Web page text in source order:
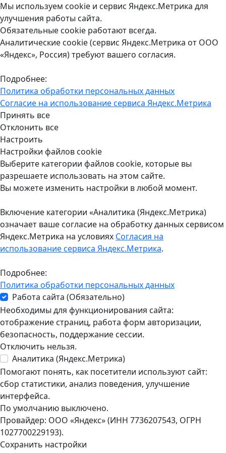
Мы используем cookie и сервис Яндекс.Метрика для
улучшения работы сайта.
Обязательные cookie работают всегда.
Аналитические cookie (сервис Яндекс.Метрика от ООО
«Яндекс», Россия) требуют вашего согласия.
Подробнее:
Политика обработки персональных данных
Согласие на использование сервиса Яндекс.Метрика
Принять все
Отклонить все
Настроить
Настройки файлов cookie
Выберите категории файлов cookie, которые вы
разрешаете использовать на этом сайте.
Вы можете изменить настройки в любой момент.
Включение категории «Аналитика (Яндекс.Метрика)
означает ваше согласие на обработку данных сервисом
Яндекс.Метрика на условиях Согласия на
использование сервиса Яндекс.Метрика.
Подробнее:
Политика обработки персональных данных
Работа сайта (Обязательно)
Необходимы для функционирования сайта:
отображение страниц, работа форм авторизации,
безопасность, поддержание сессии.
Отключить нельзя.
Аналитика (Яндекс.Метрика)
Помогают понять, как посетители используют сайт:
сбор статистики, анализ поведения, улучшение
интерфейса.
По умолчанию выключено.
Провайдер: ООО «Яндекс» (ИНН 7736207543, ОГРН
1027700229193).
Сохранить настройки